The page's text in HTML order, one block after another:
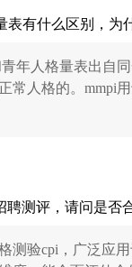
表有什么区别，为
青年人格量表出自
常人格的。mmpi
聘测评，请问是否
测验cpi，广泛应